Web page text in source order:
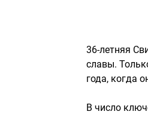
36-летняя
славы.
года, когда
В число